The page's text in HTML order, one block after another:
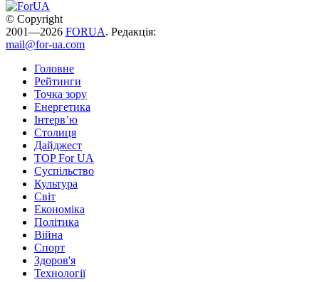
© Copyright
2001—2026 FORUA. Редакція:
mail@for-ua.com
Головне
Рейтинги
Точка зору
Енергетика
Інтерв’ю
Столиця
Дайджест
TOP For UA
Суспiльство
Культура
Світ
Економіка
Політика
Війна
Спорт
Здоров'я
Технології